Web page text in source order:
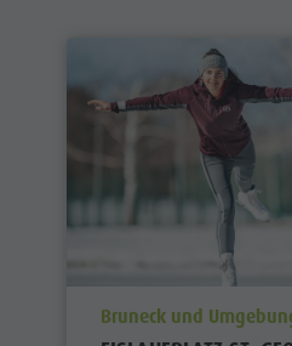
aria.poi_location_prefix
Bruneck und